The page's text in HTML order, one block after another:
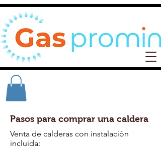
Pasos para comprar una caldera
Venta de calderas con instalación
incluida: